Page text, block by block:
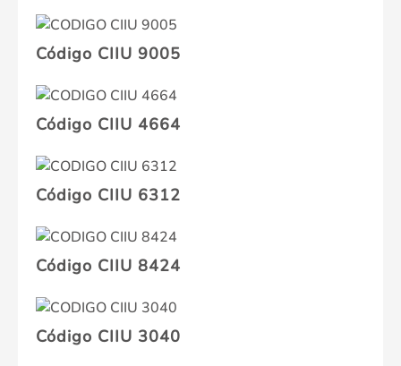
Código CIIU 9005
Código CIIU 4664
Código CIIU 6312
Código CIIU 8424
Código CIIU 3040